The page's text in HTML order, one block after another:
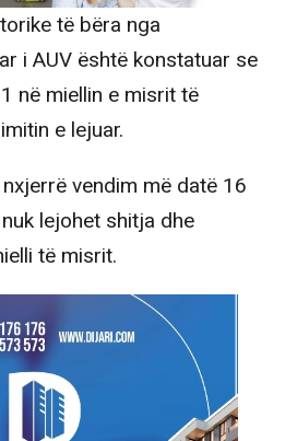
të bëra nga
i AUV është konstatuar se
në miellin e misrit të
e lejuar.
vendim më datë 16
lejohet shitja dhe
të misrit.